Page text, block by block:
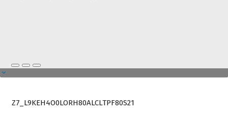
Z7_L9KEH4O0LORH80ALCLTPF80S21